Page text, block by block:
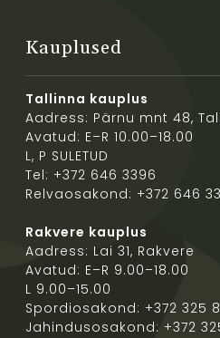
Kauplused
Tallinna kauplus
Aadress: Pärnu mnt 48,
Avatud: E–R 10.00–18.00
L, P SULETUD
Tel: +372 646 3396
Relvaosakond: +372 646
Rakvere kauplus
Aadress: Lai 31, Rakvere
Avatud: E–R 9.00–18.00
L 9.00–15.00
Spordiosakond: +372 325
Jahindusosakond: +372